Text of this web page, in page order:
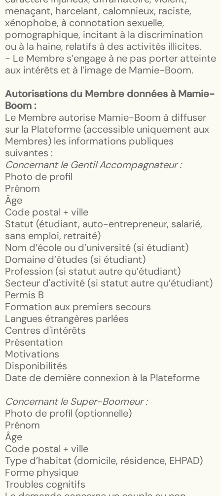
menaçant, harcelant, calomnieux, raciste,
xénophobe, à connotation sexuelle,
pornographique, incitant à la discrimination
ou à la haine, relatifs à des activités illicites.
- Le Membre s’engage à ne pas porter atteinte
aux intérêts et à l’image de Mamie-Boom.
Autorisations du Membre données à Mamie-
Boom :
Le Membre autorise Mamie-Boom à diffuser
sur la Plateforme (accessible uniquement aux
Membres) les informations publiques
suivantes :
Concernant le Gentil Accompagnateur :
Photo de profil
Prénom
Âge
Code postal + ville
Statut (étudiant, auto-entrepreneur, salarié,
sans emploi, retraité)
Nom d’école ou d’université (si étudiant)
Domaine d’études (si étudiant)
Profession (si statut autre qu’étudiant)
Secteur d'activité (si statut autre qu’étudiant)
Permis B
Formation aux premiers secours
Langues étrangères parlées
Centres d'intérêts
Présentation
Motivations
Disponibilités
Date de dernière connexion à la Plateforme
Concernant le Super-Boomeur :
Photo de profil (optionnelle)
Prénom
Âge
Code postal + ville
Type d’habitat (domicile, résidence, EHPAD)
Forme physique
Troubles cognitifs